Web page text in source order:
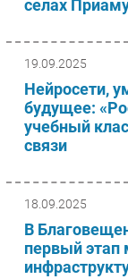
селах
19.09.2025
Нейросети,
будущее:
учебный
связи
18.09.2025
В
первый этап